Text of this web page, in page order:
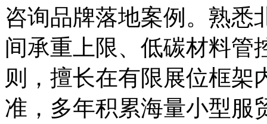
咨询品牌落地案例。熟悉
间承重上限、低碳材料管
则，擅长在有限展位框架
准，多年积累海量小型服